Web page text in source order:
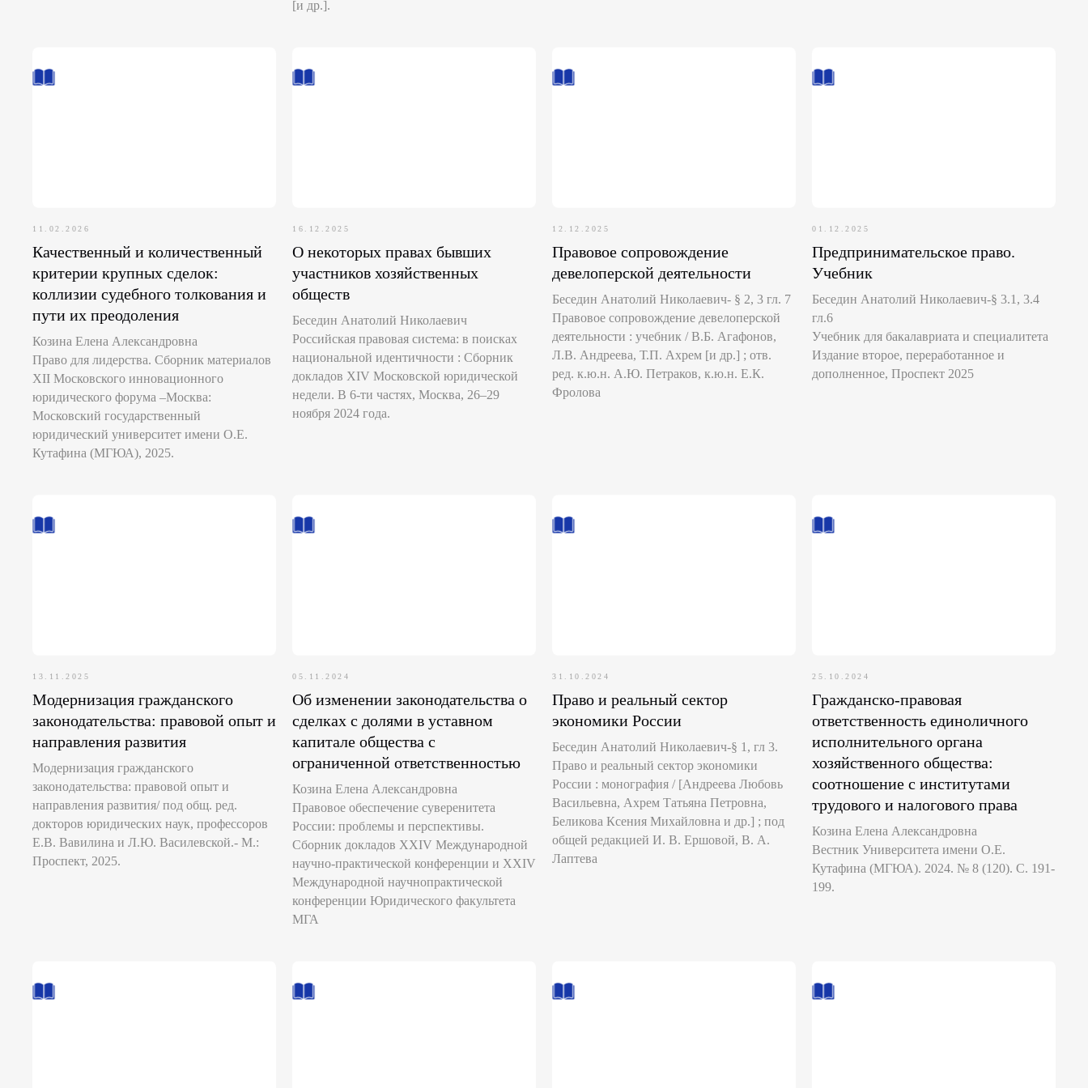
[и др.].
11.02.2026
Качественный и количественный
критерии крупных сделок:
коллизии судебного толкования и
пути их преодоления
Козина Елена Александровна
Право для лидерства. Сборник материалов
XII Московского инновационного
юридического форума –Москва:
Московский государственный
юридический университет имени О.Е.
Кутафина (МГЮА), 2025.
16.12.2025
О некоторых правах бывших
участников хозяйственных
обществ
Беседин Анатолий Николаевич
Российская правовая система: в поисках
национальной идентичности : Сборник
докладов XIV Московской юридической
недели. В 6-ти частях, Москва, 26–29
ноября 2024 года.
12.12.2025
Правовое сопровождение
девелоперской деятельности
Беседин Анатолий Николаевич- § 2, 3 гл. 7
Правовое сопровождение девелоперской
деятельности : учебник / В.Б. Агафонов,
Л.В. Андреева, Т.П. Ахрем [и др.] ; отв.
ред. к.ю.н. А.Ю. Петраков, к.ю.н. Е.К.
Фролова
01.12.2025
Предпринимательское право.
Учебник
Беседин Анатолий Николаевич-§ 3.1, 3.4
гл.6
Учебник для бакалавриата и специалитета
Издание второе, переработанное и
дополненное, Проспект 2025
13.11.2025
Модернизация гражданского
законодательства: правовой опыт и
направления развития
Модернизация гражданского
законодательства: правовой опыт и
направления развития/ под общ. ред.
докторов юридических наук, профессоров
Е.В. Вавилина и Л.Ю. Василевской.- М.:
Проспект, 2025.
05.11.2024
Об изменении законодательства о
сделках с долями в уставном
капитале общества с
ограниченной ответственностью
Козина Елена Александровна
Правовое обеспечение суверенитета
России: проблемы и перспективы.
Сборник докладов XXIV Международной
научно-практической конференции и XXIV
Международной научнопрактической
конференции Юридического факультета
МГА
31.10.2024
Право и реальный сектор
экономики России
Беседин Анатолий Николаевич-§ 1, гл 3.
Право и реальный сектор экономики
России : монография / [Андреева Любовь
Васильевна, Ахрем Татьяна Петровна,
Беликова Ксения Михайловна и др.] ; под
общей редакцией И. В. Ершовой, В. А.
Лаптева
25.10.2024
Гражданско-правовая
ответственность единоличного
исполнительного органа
хозяйственного общества:
соотношение с институтами
трудового и налогового права
Козина Елена Александровна
Вестник Университета имени О.Е.
Кутафина (МГЮА). 2024. № 8 (120). С. 191-
199.